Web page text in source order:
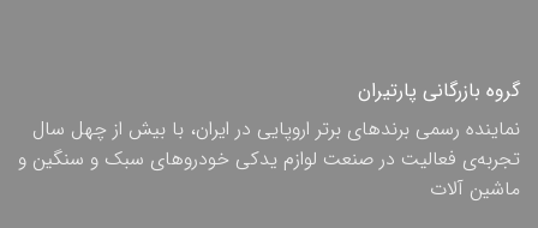
گروه بازرگانی پارتیران
نماینده رسمی برندهای برتر اروپایی در ایران، با بیش از چهل سال
تجربه‌ی فعالیت در صنعت لوازم یدکی خودروهای سبک و سنگین و
ماشین آلات